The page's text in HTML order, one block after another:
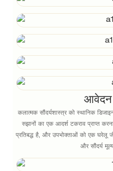
आवेदन
कलात्मक सौंदर्यशास्त्र को स्थानिक
रुझानों का एक आदर्श टकराव प्राप्त
प्रतिबद्ध है, और उपभोक्ताओं को एक घरेलू
और सौंदर्य